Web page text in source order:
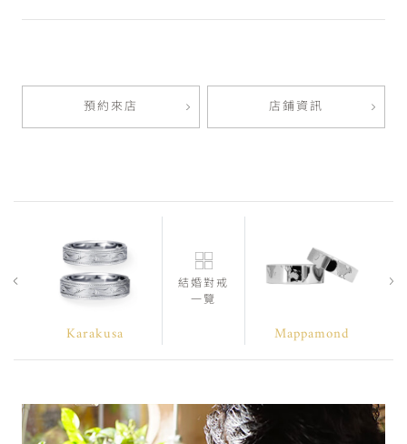
預約來店 店鋪資訊
Karakusa
結婚對戒
一覽
Mappamond